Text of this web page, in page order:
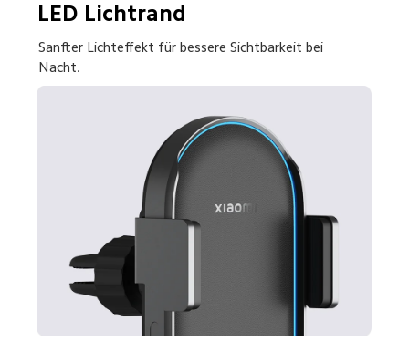
LED Lichtrand
Sanfter Lichteffekt für bessere Sichtbarkeit bei
Nacht.